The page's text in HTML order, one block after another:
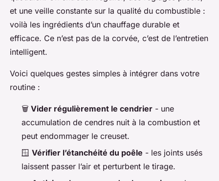
et une veille constante sur la qualité du combustible :
voilà les ingrédients d’un chauffage durable et
efficace. Ce n’est pas de la corvée, c’est de l’entretien
intelligent.
Voici quelques gestes simples à intégrer dans votre
routine :
🗑️ Vider régulièrement le cendrier - une
accumulation de cendres nuit à la combustion et
peut endommager le creuset.
🪟 Vérifier l’étanchéité du poêle - les joints usés
laissent passer l’air et perturbent le tirage.